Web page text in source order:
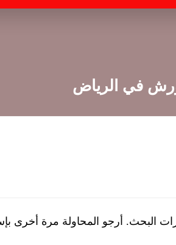
في الرياض
البحث. أرجو المحاولة مرة أخرى